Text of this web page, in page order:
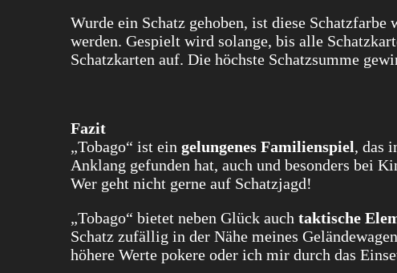
Wurde ein Schatz gehoben, ist diese
werden. Gespielt wird solange, bis alle
Schatzkarten auf. Die höchste Schatzsumme
Fazit
„Tobago“ ist ein gelungenes Familienspiel, das
Anklang gefunden hat, auch und besonders bei
Wer geht nicht gerne auf Schatzjagd!
„Tobago“ bietet neben Glück auch taktische
Schatz zufällig in der Nähe meines
höhere Werte pokere oder ich mir durch das